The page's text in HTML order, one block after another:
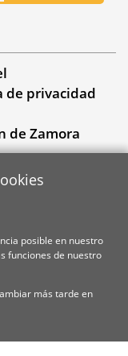
de privacidad
de Zamora
posible en nuestro
funciones de nuestro
más tarde en